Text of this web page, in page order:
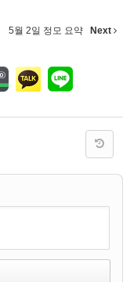
5월 2일 정모 요약 Next